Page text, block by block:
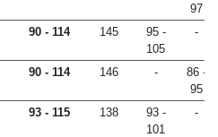
97
90 - 114 145
95 -
105
-
90 - 114 146 -
86 -
95
93 - 115 138
93 -
101
-